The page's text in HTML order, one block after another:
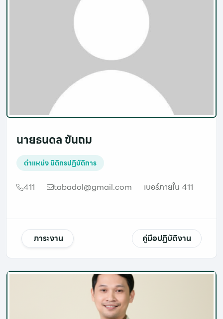
นายธนดล ขันถม
ตำแหน่งนิติกรปฏิบัติการ
411 tabadol@gmail.com เบอร์ภายใน 411
ภาระงาน คู่มือปฏิบัติงาน